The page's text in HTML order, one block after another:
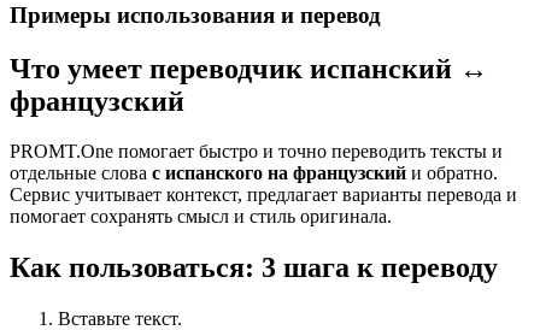
Примеры использования и перевод
Что умеет переводчик испанский ↔
французский
PROMT.One помогает быстро и точно переводить тексты и
отдельные слова с испанского на французский и обратно.
Сервис учитывает контекст, предлагает варианты перевода и
помогает сохранять смысл и стиль оригинала.
Как пользоваться: 3 шага к переводу
Вставьте текст.